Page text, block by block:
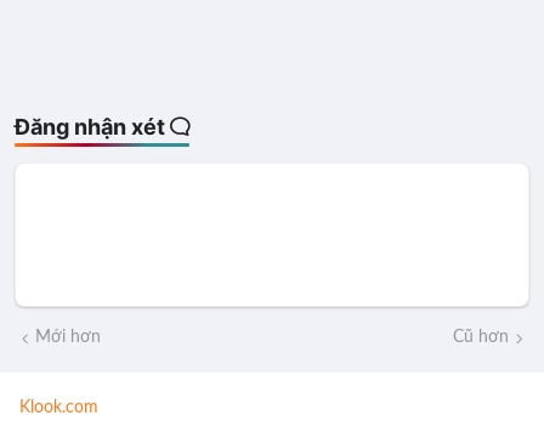
Đăng nhận xét
Mới hơn Cũ hơn
Klook.com